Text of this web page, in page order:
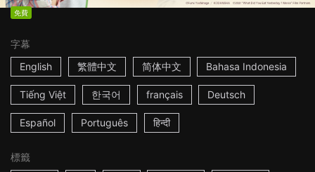
免費
字幕
English
繁體中文 简体中文 Bahasa Indonesia
Tiếng Việt 한국어 français Deutsch
Español Português हिन्दी
標籤